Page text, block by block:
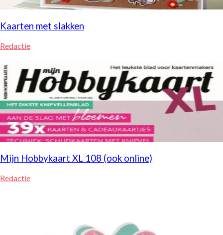
Kaarten met slakken
Redactie
Mijn Hobbykaart XL 108 (ook online)
Redactie